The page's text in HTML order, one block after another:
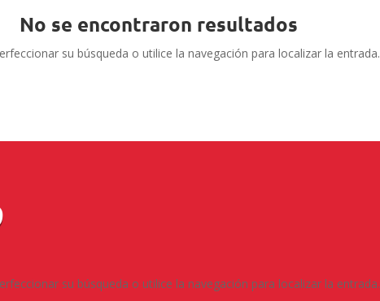
No se encontraron resultados
su búsqueda o utilice la navegación para localizar la entrada.
su búsqueda o utilice la navegación para localizar la entrada.